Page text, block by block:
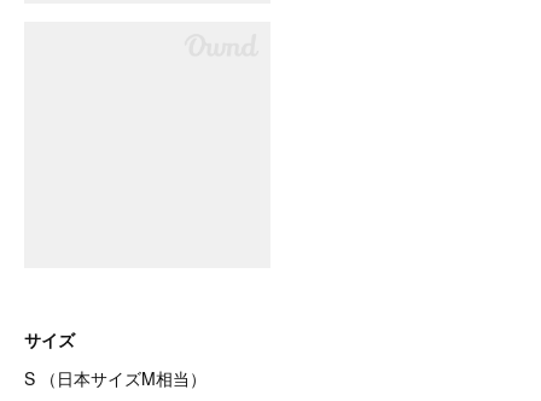
サイズ
S （日本サイズM相当）